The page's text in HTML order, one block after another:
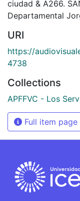
ciudad & A266.
Departamental
URI
https://
4738
Collections
APFFVC - Los
Full item page